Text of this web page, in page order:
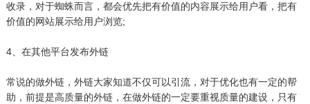
收录，对于蜘蛛而言，都会优先把有价值的内容展示给用户看，把有
价值的网站展示给用户浏览;
4、在其他平台发布外链
常说的做外链，外链大家知道不仅可以引流，对于优化也有一定的帮
助，前提是高质量的外链，在做外链的一定要重视质量的建设，只有